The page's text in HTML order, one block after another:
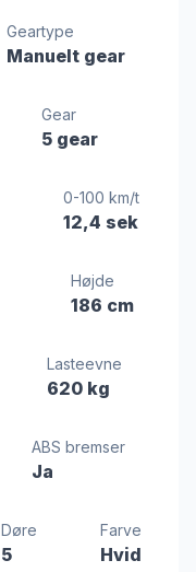
Geartype
Manuelt gear
Gear
5 gear
0-100 km/t
12,4 sek
Højde
186 cm
Lasteevne
620 kg
ABS bremser
Ja
Døre
5
Farve
Hvid